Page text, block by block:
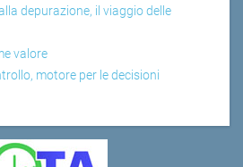
depurazione, il viaggio delle
valore
motore per le decisioni